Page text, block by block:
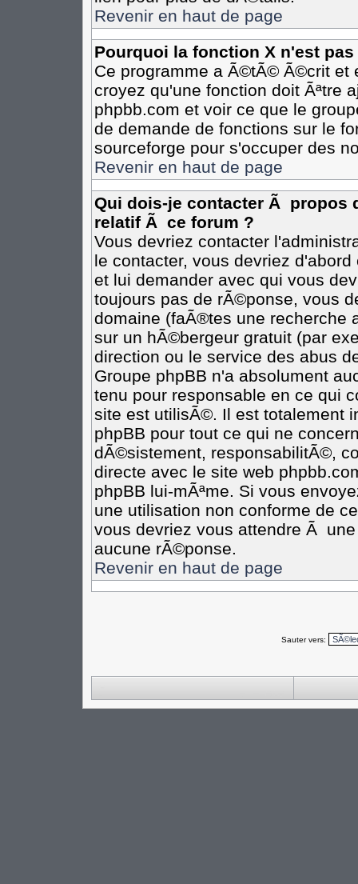
Revenir en haut de page
Pourquoi la fonction X n'est
Ce programme a Ã©tÃ© Ã©crit et
croyez qu'une fonction doit Ãªtre
phpbb.com et voir ce que le
de demande de fonctions sur le
sourceforge pour s'occuper des
Revenir en haut de page
Qui dois-je contacter Ã propos
relatif Ã ce forum ?
Vous devriez contacter
le contacter, vous devriez
et lui demander avec qui vous
toujours pas de rÃ©ponse, vous
domaine (faÃ®tes une recherche
sur un hÃ©bergeur gratuit (par
direction ou le service des abus
Groupe phpBB n'a absolument
tenu pour responsable en ce qui
site est utilisÃ©. Il est totalement
phpBB pour tout ce qui ne
dÃ©sistement, responsabilitÃ©,
directe avec le site web
phpBB lui-mÃªme. Si vous
une utilisation non conforme de
vous devriez vous attendre Ã
aucune rÃ©ponse.
Revenir en haut de page
Sauter vers: